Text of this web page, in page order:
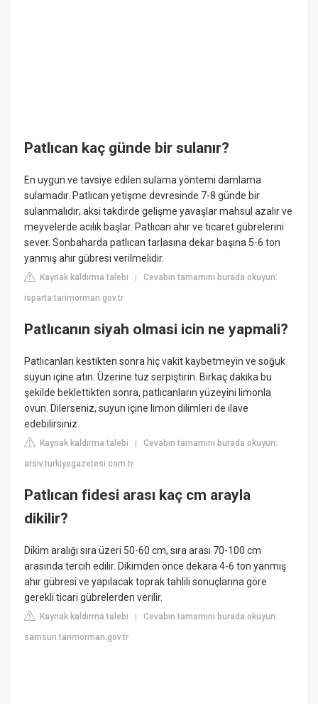
Patlıcan kaç günde bir sulanır?
En uygun ve tavsiye edilen sulama yöntemi damlama
sulamadır. Patlıcan yetişme devresinde 7-8 günde bir
sulanmalıdır; aksi takdirde gelişme yavaşlar mahsul azalır ve
meyvelerde acılık başlar. Patlıcan ahır ve ticaret gübrelerini
sever. Sonbaharda patlıcan tarlasına dekar başına 5-6 ton
yanmış ahır gübresi verilmelidir.
Kaynak kaldırma talebi |Cevabın tamamını burada okuyun:
isparta.tarimorman.gov.tr
Patlıcanın siyah olmasi icin ne yapmali?
Patlıcanları kestikten sonra hiç vakit kaybetmeyin ve soğuk
suyun içine atın. Üzerine tuz serpiştirin. Birkaç dakika bu
şekilde beklettikten sonra, patlıcanların yüzeyini limonla
ovun. Dilerseniz, suyun içine limon dilimleri de ilave
edebilirsiniz.
Kaynak kaldırma talebi |Cevabın tamamını burada okuyun:
arsiv.turkiyegazetesi.com.tr
Patlıcan fidesi arası kaç cm arayla
dikilir?
Dikim aralığı sıra üzeri 50-60 cm, sıra arası 70-100 cm
arasında tercih edilir. Dikimden önce dekara 4-6 ton yanmış
ahır gübresi ve yapılacak toprak tahlili sonuçlarına göre
gerekli ticari gübrelerden verilir.
Kaynak kaldırma talebi |Cevabın tamamını burada okuyun:
samsun.tarimorman.gov.tr